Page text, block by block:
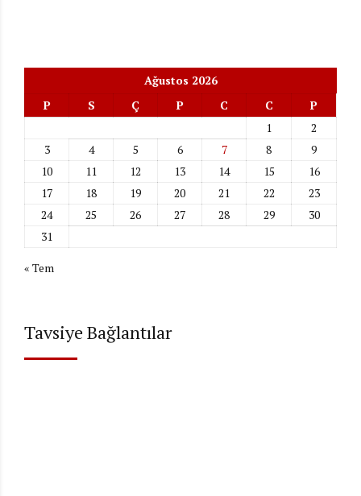
Ağustos 2026
P
S Ç P C C
P
1
2
3
4 5 6 7 8
9
10
11 12 13 14 15
16
17
18 19 20 21 22
23
24
25 26 27 28 29
30
31
« Tem
Tavsiye Bağlantılar